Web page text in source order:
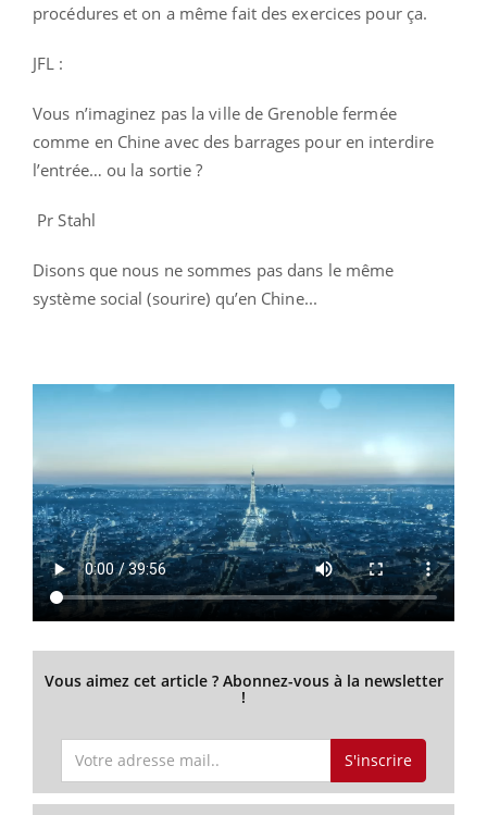
procédures et on a même fait des exercices pour ça.
JFL :
Vous n’imaginez pas la ville de Grenoble fermée
comme en Chine avec des barrages pour en interdire
l’entrée… ou la sortie ?
Pr Stahl
Disons que nous ne sommes pas dans le même
système social (sourire) qu’en Chine...
Vous aimez cet article ? Abonnez-vous à la newsletter
!
S'inscrire